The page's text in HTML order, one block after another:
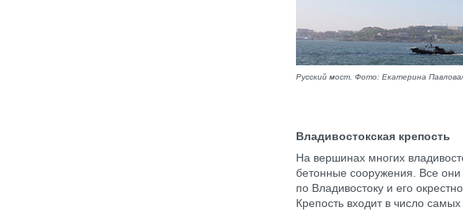
Русский мост. Фото: Екатерина Павлова/
Владивостокская крепость
На вершинах многих
бетонные сооружения. Все они
по Владивостоку и его
Крепость входит в число